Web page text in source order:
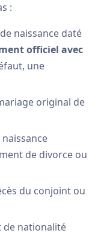
:
naissance daté
officiel avec
une
original de
de divorce ou
du conjoint ou
de nationalité